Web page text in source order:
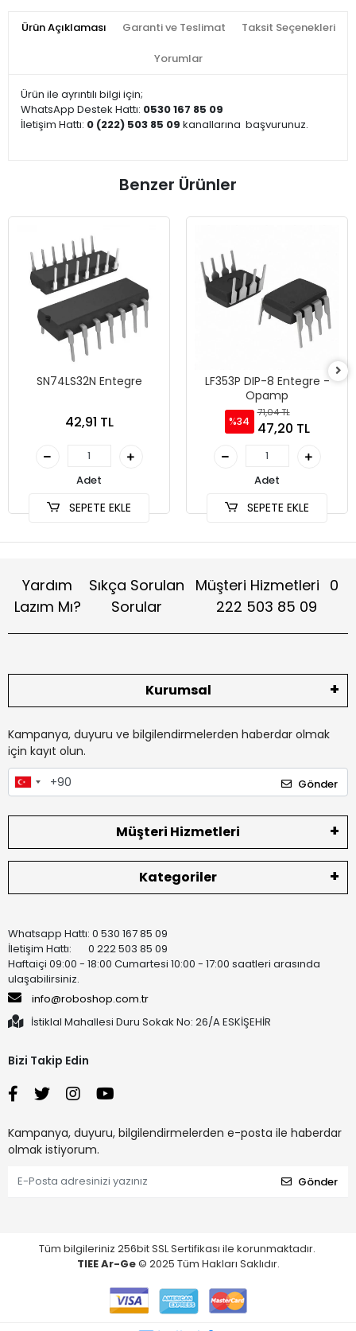
Ürün Açıklaması Garanti ve Teslimat Taksit Seçenekleri
Yorumlar
Ürün ile ayrıntılı bilgi için;
WhatsApp Destek Hattı: 0530 167 85 09
İletişim Hattı: 0 (222) 503 85 09 kanallarına başvurunuz.
Benzer Ürünler
SN74LS32N Entegre
42,91 TL
Adet
SEPETE EKLE
LF353P DIP-8 Entegre -
Opamp
%34
71,04 TL
47,20 TL
Adet
SEPETE EKLE
Yardım
Lazım Mı?
Sıkça Sorulan
Sorular
Müşteri Hizmetleri 0
222 503 85 09
Kurumsal
Kampanya, duyuru ve bilgilendirmelerden haberdar olmak
için kayıt olun.
Gönder
Müşteri Hizmetleri
Kategoriler
Whatsapp Hattı: 0 530 167 85 09
İletişim Hattı: 0 222 503 85 09
Haftaiçi 09:00 - 18:00 Cumartesi 10:00 - 17:00 saatleri arasında
ulaşabilirsiniz.
info@roboshop.com.tr
İstiklal Mahallesi Duru Sokak No: 26/A ESKİŞEHİR
Bizi Takip Edin
Kampanya, duyuru, bilgilendirmelerden e-posta ile haberdar
olmak istiyorum.
Gönder
Tüm bilgileriniz 256bit SSL Sertifikası ile korunmaktadır.
TIEE Ar-Ge© 2025 Tüm Hakları Saklıdır.